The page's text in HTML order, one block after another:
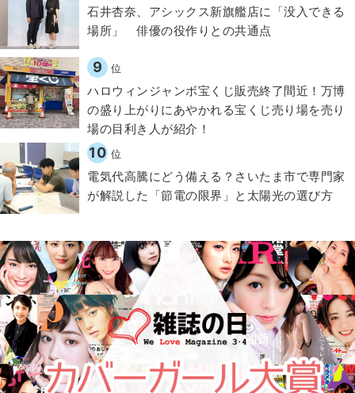
石井杏奈、アシックス新旗艦店に「没入できる
場所」 俳優の役作りとの共通点
9 位
ハロウィンジャンボ宝くじ販売終了間近！万博
の盛り上がりにあやかれる宝くじ売り場を売り
場の目利き人が紹介！
10 位
電気代高騰にどう備える？さいたま市で専門家
が解説した「節電の限界」と太陽光の選び方